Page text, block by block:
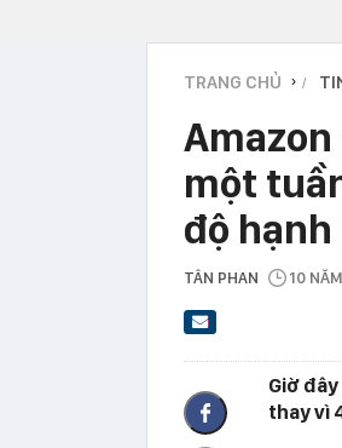
TRANG CHỦ ›
một
độ
TÂN PHAN 10
Giờ
thay vì